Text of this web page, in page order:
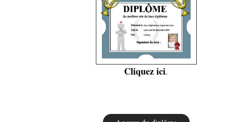
Cliquez ici.